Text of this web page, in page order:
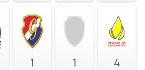
1 1 4